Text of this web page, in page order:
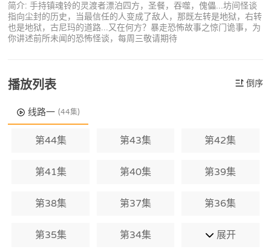
简介: 手持镇魂铃的灵渡者漂泊四方，圣餐，吞噬，傀儡...坊间怪谈
指向尘封的历史，当最信任的人变成了敌人，那既左转是地狱，右转
也是地狱，古尼玛的道路...又在何方？暴走恐怖故事之惊门诡事，为
你讲述前所未闻的恐怖怪谈，每周三敬请期待
播放列表 倒序
线路一 (44集)
第44集 第43集 第42集
第41集 第40集 第39集
第38集 第37集 第36集
第35集 第34集 展开